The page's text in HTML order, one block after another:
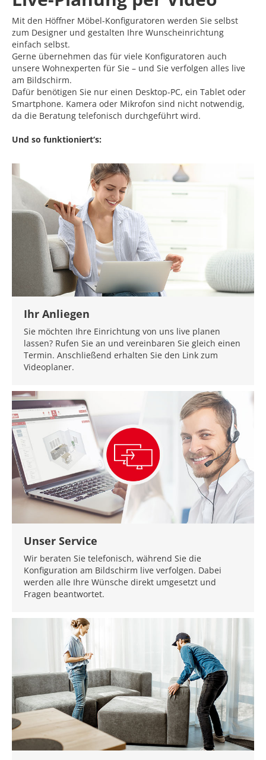
Mit den Höffner Möbel-Konfiguratoren werden Sie selbst
zum Designer und gestalten Ihre Wunscheinrichtung
einfach selbst.
Gerne übernehmen das für viele Konfiguratoren auch
unsere Wohnexperten für Sie – und Sie verfolgen alles live
am Bildschirm.
Dafür benötigen Sie nur einen Desktop-PC, ein Tablet oder
Smartphone. Kamera oder Mikrofon sind nicht notwendig,
da die Beratung telefonisch durchgeführt wird.
Und so funktioniert‘s:
Ihr Anliegen
Sie möchten Ihre Einrichtung von uns live planen
lassen? Rufen Sie an und vereinbaren Sie gleich einen
Termin. Anschließend erhalten Sie den Link zum
Videoplaner.
Unser Service
Wir beraten Sie telefonisch, während Sie die
Konfiguration am Bildschirm live verfolgen. Dabei
werden alle Ihre Wünsche direkt umgesetzt und
Fragen beantwortet.